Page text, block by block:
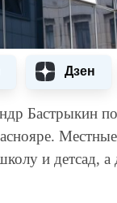
Дзен
Бастрыкин
и детсад, а